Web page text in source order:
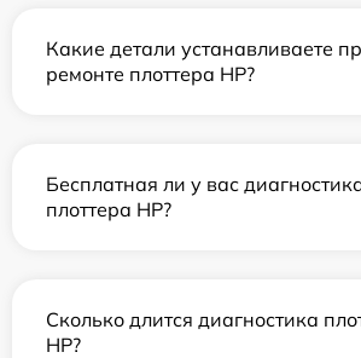
Какие детали устанавливаете
ремонте плоттера HP?
Бесплатная ли у вас
плоттера HP?
Сколько длится диагностика
HP?